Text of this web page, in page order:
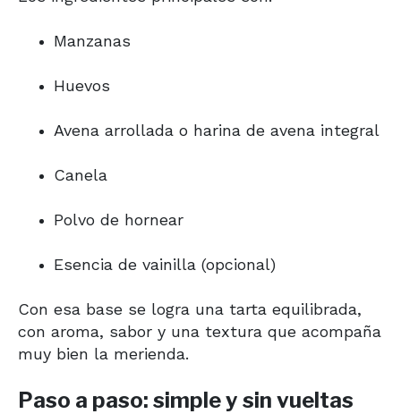
Manzanas
Huevos
Avena arrollada o harina de avena integral
Canela
Polvo de hornear
Esencia de vainilla (opcional)
Con esa base se logra una tarta equilibrada,
con aroma, sabor y una textura que acompaña
muy bien la merienda.
Paso a paso: simple y sin vueltas